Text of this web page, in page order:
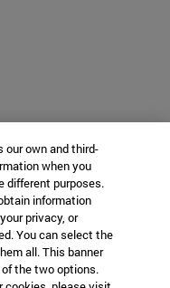
our own and third-
when you
different purposes.
information
privacy, or
You can select the
all. This banner
the two options.